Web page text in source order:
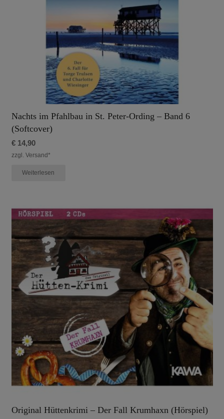
Nachts im Pfahlbau in St. Peter-Ording – Band 6
(Softcover)
€14,90
zzgl. Versand*
Weiterlesen
Original Hüttenkrimi – Der Fall Krumhaxn (Hörspiel)